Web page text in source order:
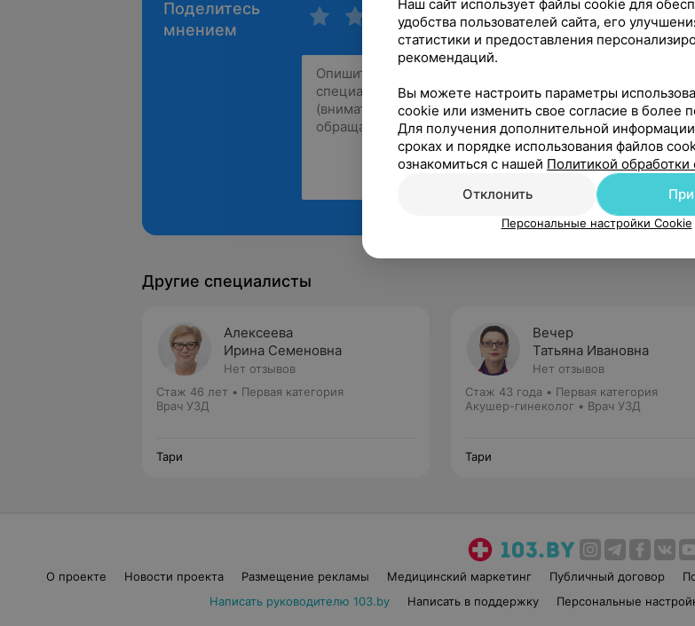
Поделитесь
мнением
Рекомендую
Другие специалисты
Алексеева
Ирина Семеновна
Нет отзывов
Стаж 46 лет • Первая категория
Врач УЗД
Тари
Вечер
Татьяна Ивановна
Нет отзывов
Стаж 43 года • Первая категория
Акушер-гинеколог • Врач УЗД
Тари
О проекте Новости проекта Размещение рекламы Медицинский маркетинг Публичный договор
Написать руководителю 103.by
Написать в поддержку Персональные
Наш сайт использует файлы cookie для
удобства пользователей сайта, его
статистики и предоставления
рекомендаций.
Вы можете настроить параметры
cookie или изменить свое согласие в более
Для получения дополнительной
сроках и порядке использования файлов
ознакомиться с нашей Политикой
Отклонить
Персональные настройки Cookie